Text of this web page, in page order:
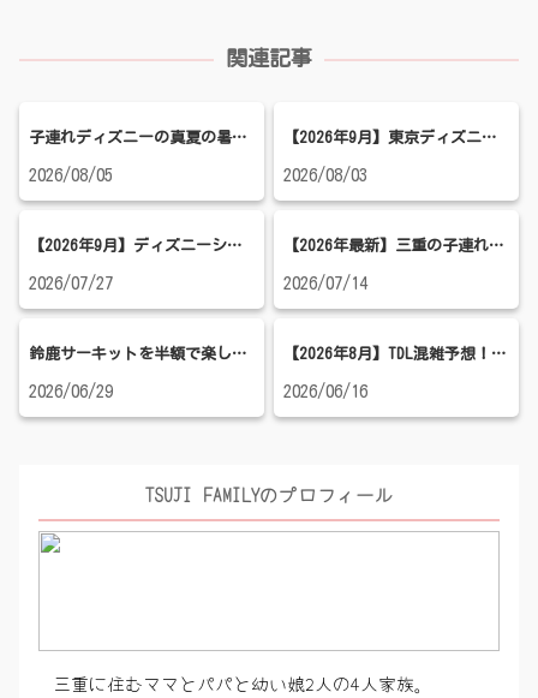
関連記事
子連れディズニーの真夏の暑さ対策！ランド・シーで熱中症を防ぐ持ち物＆涼しく過ごす方法
2026/08/05
【2026年9月】東京ディズニーランド混雑予想！空いている日やハロウィーンの混雑状況を紹介
2026/08/03
【2026年9月】ディズニーシー混雑予想！ハロウィン・シルバーウィーク・穴場日を徹底解説
2026/07/27
【2026年最新】三重の子連れおすすめのお出かけ先5選！家族で行きたい人気スポットを厳選
2026/07/14
鈴鹿サーキットを半額で楽しむ方法｜3歳バースデー無料チケット＆小1娘と行った子連れ攻略レポ
2026/06/29
【2026年8月】TDL混雑予想！お盆・夏休み・穴場日を徹底解説｜サマー・クールオフ開催中
2026/06/16
TSUJI FAMILYのプロフィール
三重に住むママとパパと幼い娘2人の4人家族。